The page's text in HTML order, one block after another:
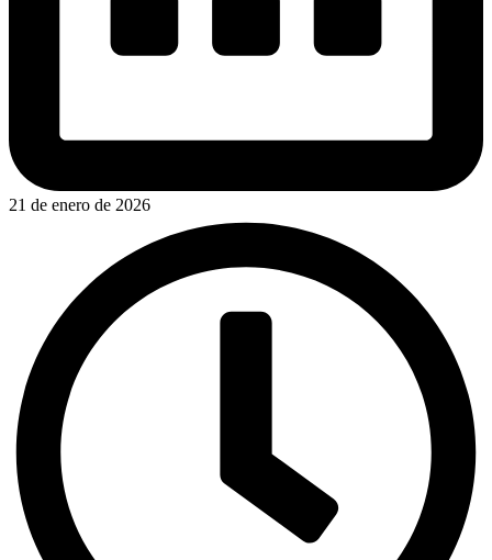
21 de enero de 2026